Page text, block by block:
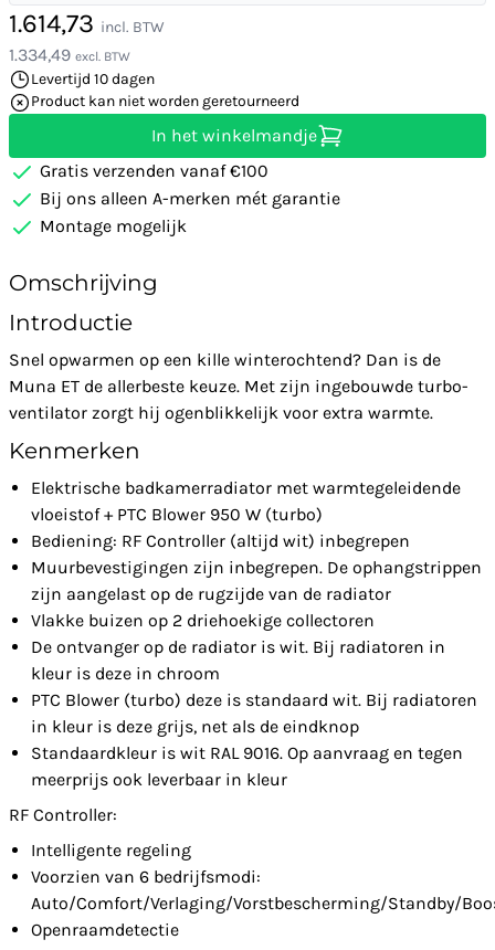
1.614,73 incl. BTW
1.334,49 excl. BTW
Levertijd 10 dagen
Product kan niet worden geretourneerd
In het winkelmandje
Gratis verzenden vanaf €100
Bij ons alleen A-merken mét garantie
Montage mogelijk
Omschrijving
Introductie
Snel opwarmen op een kille winterochtend? Dan is de
Muna ET de allerbeste keuze. Met zijn ingebouwde turbo-
ventilator zorgt hij ogenblikkelijk voor extra warmte.
Kenmerken
Elektrische badkamerradiator met warmtegeleidende
vloeistof + PTC Blower 950 W (turbo)
Bediening: RF Controller (altijd wit) inbegrepen
Muurbevestigingen zijn inbegrepen. De ophangstrippen
zijn aangelast op de rugzijde van de radiator
Vlakke buizen op 2 driehoekige collectoren
De ontvanger op de radiator is wit. Bij radiatoren in
kleur is deze in chroom
PTC Blower (turbo) deze is standaard wit. Bij radiatoren
in kleur is deze grijs, net als de eindknop
Standaardkleur is wit RAL 9016. Op aanvraag en tegen
meerprijs ook leverbaar in kleur
RF Controller:
Intelligente regeling
Voorzien van 6 bedrijfsmodi:
Auto/Comfort/Verlaging/Vorstbescherming/Standby/
Openraamdetectie